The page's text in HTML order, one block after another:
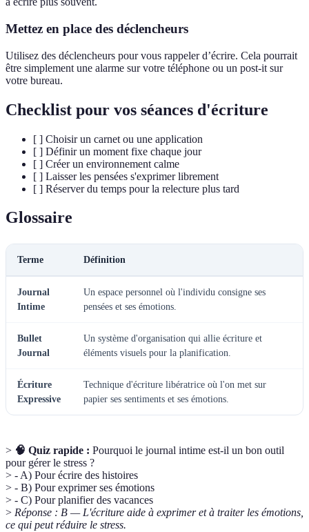
Mettez en place des déclencheurs
Utilisez des déclencheurs pour vous rappeler d’écrire. Cela pourrait
être simplement une alarme sur votre téléphone ou un post-it sur
votre bureau.
Checklist pour vos séances d'écriture
[ ] Choisir un carnet ou une application
[ ] Définir un moment fixe chaque jour
[ ] Créer un environnement calme
[ ] Laisser les pensées s'exprimer librement
[ ] Réserver du temps pour la relecture plus tard
Glossaire
Terme Définition
Journal
Intime
Un espace personnel où l'individu consigne ses
pensées et ses émotions.
Bullet
Journal
Un système d'organisation qui allie écriture et
éléments visuels pour la planification.
Écriture
Expressive
Technique d'écriture libératrice où l'on met sur
papier ses sentiments et ses émotions.
> 🧠 Quiz rapide : Pourquoi le journal intime est-il un bon outil
pour gérer le stress ?
> - A) Pour écrire des histoires
> - B) Pour exprimer ses émotions
> - C) Pour planifier des vacances
> Réponse : B — L'écriture aide à exprimer et à traiter les émotions,
ce qui peut réduire le stress.